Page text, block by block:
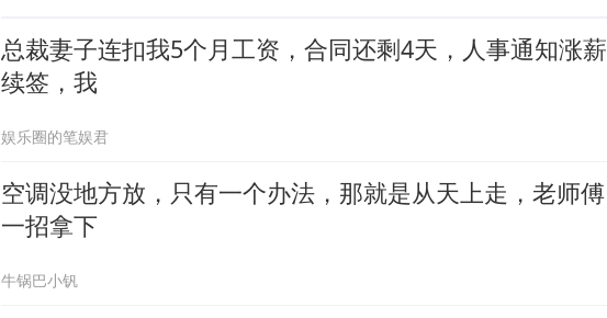
总裁妻子连扣我5个月工资，合同还剩4天，人事通知涨薪
续签，我
娱乐圈的笔娱君
空调没地方放，只有一个办法，那就是从天上走，老师傅
一招拿下
牛锅巴小钒